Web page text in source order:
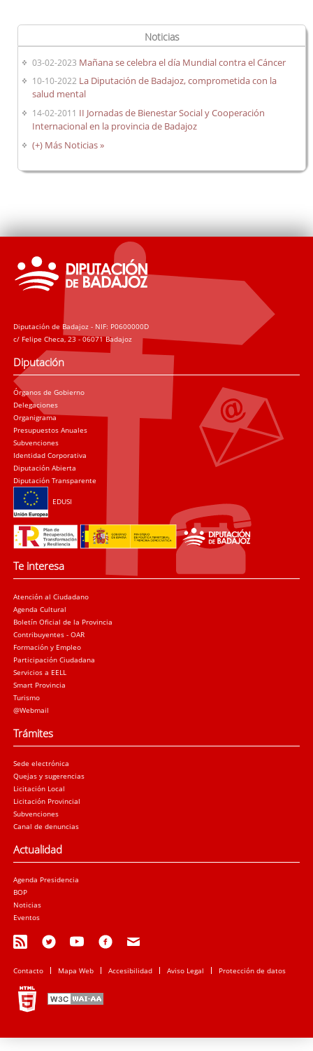
Bases de la convocatoria para concesión a proyectos para el
fomento de nuestra cultura, arte, tradiciones y gastronomía
Bases de la convocatoria para concesión a proyectos
orientados a la mejora de la salud mental
Trámites
Noticias
03-02-2023 Mañana se celebra el día Mundial contra el Cáncer
10-10-2022 La Diputación de Badajoz, comprometida con la
salud mental
14-02-2011 II Jornadas de Bienestar Social y Cooperación
Internacional en la provincia de Badajoz
(+) Más Noticias »
Diputación de Badajoz - NIF: P0600000D
c/ Felipe Checa, 23 - 06071 Badajoz
Diputación
Órganos de Gobierno
Delegaciones
Organigrama
Presupuestos Anuales
Subvenciones
Identidad Corporativa
Diputación Abierta
Diputación Transparente
EDUSI
Te interesa
Atención al Ciudadano
Agenda Cultural
Boletín Oficial de la Provincia
Contribuyentes - OAR
Formación y Empleo
Participación Ciudadana
Servicios a EELL
Smart Provincia
Turismo
@Webmail
Trámites
Sede electrónica
Quejas y sugerencias
Licitación Local
Licitación Provincial
Subvenciones
Canal de denuncias
Actualidad
Agenda Presidencia
BOP
Noticias
Eventos
Contacto Mapa Web Accesibilidad Aviso Legal Protección de datos